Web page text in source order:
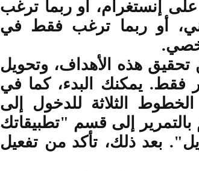
إنستغرام، أو ربما ترغب
أو ربما ترغب فقط في
.
هذه الأهداف، وتحويل
فقط. يمكنك البدء، كما في
الثلاثة للدخول إلى
إلى قسم "تطبيقاتك
بعد ذلك، تأكد من تفعيل